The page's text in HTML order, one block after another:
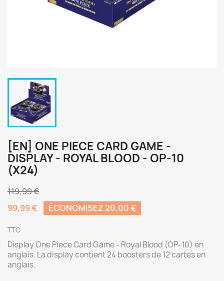
[EN] ONE PIECE CARD GAME -
DISPLAY - ROYAL BLOOD - OP-10
(X24)
119,99 €
99,99 €
ÉCONOMISEZ 20,00 €
TTC
Display One Piece Card Game - Royal Blood (OP-10) en
anglais. La display contient 24 boosters de 12 cartes en
anglais.